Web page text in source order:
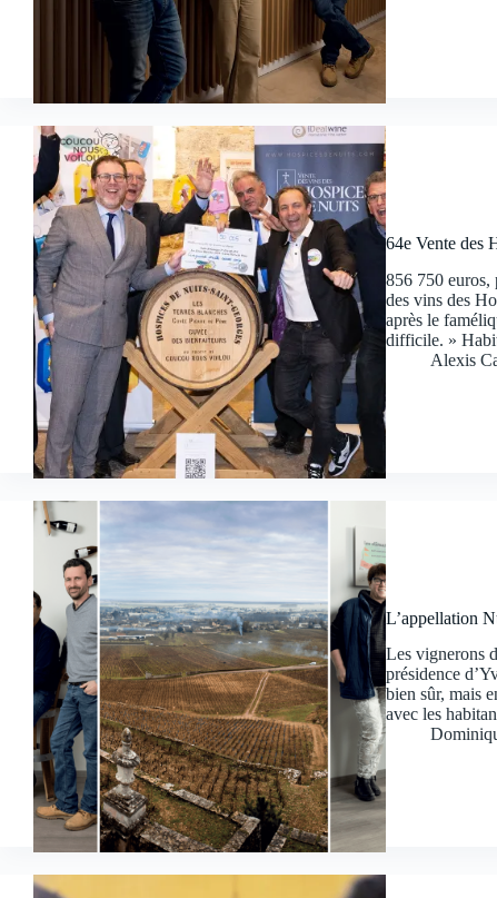
64e Vente des
856 750 euros,
des vins des
après le
difficile. »
Alexis
L’appellation
Les vignerons
présidence
bien sûr, mais
avec les